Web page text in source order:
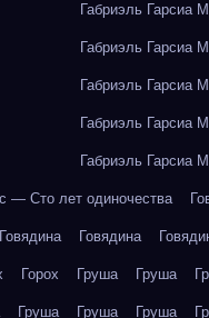
Габриэль Гарсиа
Габриэль Гарсиа
Габриэль Гарсиа
Габриэль Гарсиа
Габриэль Гарсиа
— Сто лет одиночества
Говядина Говядина
Горох Груша Груша
Груша Груша Груша